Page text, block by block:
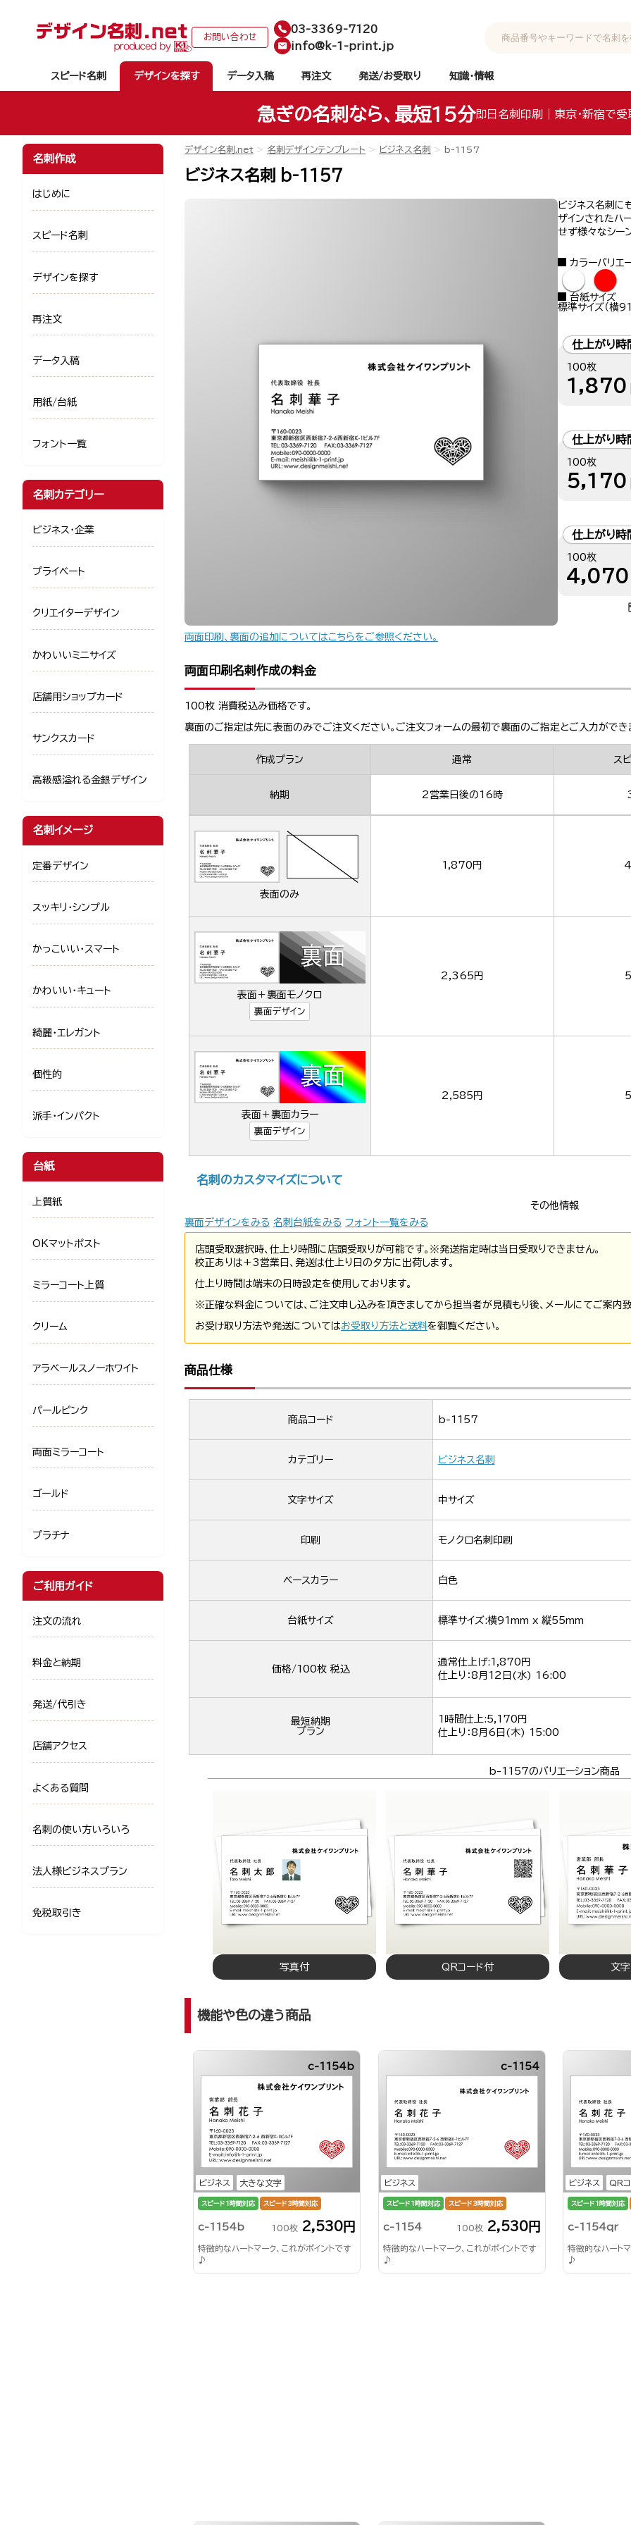
お問い合わせ
03-3369-7120
info@k-1-print.jp
スピード名刺 デザインを探す データ入稿 再注文 発送/お受取り 知識・情報
急ぎの名刺なら、最短15分即日名刺印刷｜東京・新宿で受
デザイン名刺.net 名刺デザインテンプレート ビジネス名刺 b-1157
ビジネス名刺 b-1157
ビジネス名刺に
ザインされたハ
せず様々なシー
カラーバリエ
● ●
台紙サイズ
標準サイズ（横
仕上がり
100枚
1,870
仕上がり
100枚
5,170
仕上がり
100枚
4,070
両面印刷、裏面の追加についてはこちらをご参照ください。
両面印刷名刺作成の料金
100枚 消費税込み価格です。
裏面のご指定は先に表面のみでご注文ください。ご注文フォームの最初で裏面のご指定とご入力ができ
作成プラン 通常 ス
納期 2営業日後の16時
表面のみ
1,870円
表面＋裏面モノクロ
裏面デザイン
2,365円
表面＋裏面カラー
裏面デザイン
2,585円
名刺のカスタマイズについて
その他情報
裏面デザインをみる 名刺台紙をみる フォント一覧をみる
店頭受取選択時、仕上り時間に店頭受取りが可能です。※発送指定時は当日受取りできません。
校正ありは+3営業日、発送は仕上り日の夕方に出荷します。
仕上り時間は端末の日時設定を使用しております。
※正確な料金については、ご注文申し込みを頂きましてから担当者が見積もり後、メールにてご案内致
お受け取り方法や発送についてはお受取り方法と送料を御覧ください。
商品仕様
商品コード b-1157
カテゴリー ビジネス名刺
文字サイズ 中サイズ
印刷 モノクロ名刺印刷
ベースカラー 白色
台紙サイズ 標準サイズ:横91mm x 縦55mm
価格/100枚 税込
通常仕上げ:1,870円
仕上り：8月12日(水) 16:00
最短納期
プラン
1時間仕上:5,170円
仕上り：8月6日(木) 15:00
b-1157のバリエーション商品
写真付 QRコード付 文
機能や色の違う商品
ビジネス 大きな文字
c-1154b
スピード1時間対応 スピード3時間対応
c-1154b 100枚 2,530円
特徴的なハートマーク、これがポイントです
♪
ビジネス
c-1154
スピード1時間対応 スピード3時間対応
c-1154 100枚 2,530円
特徴的なハートマーク、これがポイントです
♪
ビジネス QR
スピード1時間対応
c-1154qr
特徴的なハート
♪
名刺作成
はじめに
スピード名刺
デザインを探す
再注文
データ入稿
用紙/台紙
フォント一覧
名刺カテゴリー
ビジネス・企業
プライベート
クリエイターデザイン
かわいいミニサイズ
店舗用ショップカード
サンクスカード
高級感溢れる金銀デザイン
名刺イメージ
定番デザイン
スッキリ・シンプル
かっこいい・スマート
かわいい・キュート
綺麗・エレガント
個性的
派手・インパクト
台紙
上質紙
OKマットポスト
ミラーコート上質
クリーム
アラベールスノーホワイト
パールピンク
両面ミラーコート
ゴールド
プラチナ
ご利用ガイド
注文の流れ
料金と納期
発送/代引き
店舗アクセス
よくある質問
名刺の使い方いろいろ
法人様ビジネスプラン
免税取引き